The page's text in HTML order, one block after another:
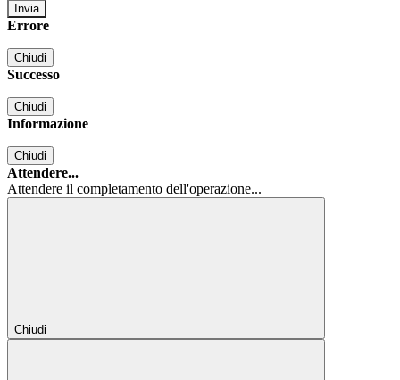
Errore
Chiudi
Successo
Chiudi
Informazione
Chiudi
Attendere...
Attendere il completamento dell'operazione...
Chiudi